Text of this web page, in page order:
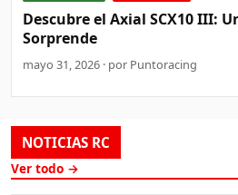
Descubre el Axial SCX10 III:
Sorprende
mayo 31, 2026 · por Puntoracing
NOTICIAS RC
Ver todo →